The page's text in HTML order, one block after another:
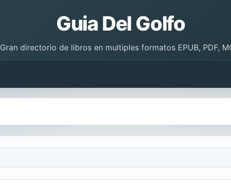
Guia Del Golfo
Gran directorio de libros en multiples formatos EPUB, PDF,